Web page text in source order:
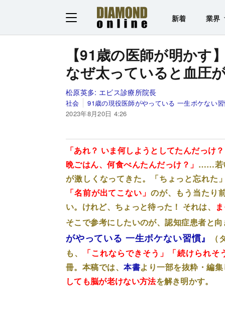
新着 業界
【91歳の医師が明かす
なぜ太っていると血圧
松原英多: エビス診療所院長
社会
91歳の現役医師がやっている 一生ボケない
2023年8月20日 4:26
「あれ？ いま何しようとしてたんだっけ
晩ごはん、何食べんたんだっけ？」 ……若
が激しくなってきた。「ちょっと忘れた
「名前が出てこない」 のが、もう当たり
い。けれど、ちょっと待った！ それは、
そこで参考にしたいのが、認知症患者と
がやっている 一生ボケない習慣』
も、
「これならできそう」「続けられそ
冊。本稿では、本書より一部を抜粋・編
しても脳が老けない方法を解き明かす。